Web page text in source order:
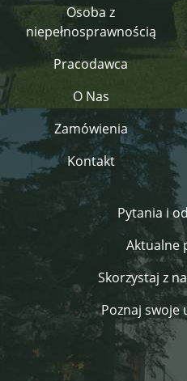
Osoba z
niepełnosprawnością
Pracodawca
O Nas
Zamówienia
Kontakt
Pytania i
Aktualne
Skorzystaj z
Poznaj swoje